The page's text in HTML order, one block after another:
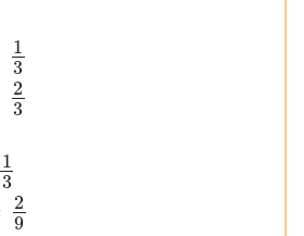
1
3
2
3
1
3
2
9